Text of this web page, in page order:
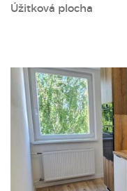
Úžitková plocha